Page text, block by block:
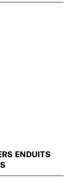
ENDUITS